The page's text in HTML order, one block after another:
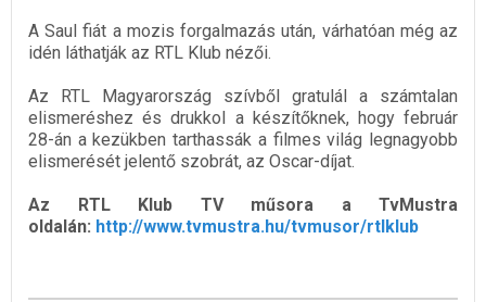
A Saul fiát a mozis forgalmazás után, várhatóan még az
idén láthatják az RTL Klub nézői.
Az RTL Magyarország szívből gratulál a számtalan
elismeréshez és drukkol a készítőknek, hogy február
28-án a kezükben tarthassák a filmes világ legnagyobb
elismerését jelentő szobrát, az Oscar-díjat.
Az RTL Klub TV műsora a TvMustra
oldalán: http://www.tvmustra.hu/tvmusor/rtlklub